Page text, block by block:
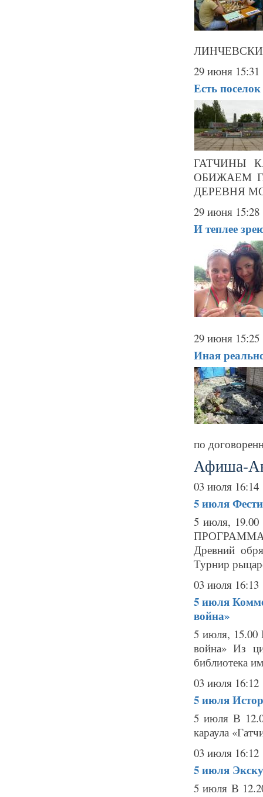
ЛИНЧЕВСКИЙ.
29 июня 15:31
Есть
ГАТЧИНЫ
ОБИЖАЕМ
ДЕРЕВНЯ
29 июня 15:28
И теплее
29 июня 15:25
Иная
по
Афиша-
03 июля 16:14
5 июля
5 июля, 19.00
ПРОГРАММА
Древний
Турнир
03 июля 16:13
5 июля
война»
5 июля, 15.00
война» Из
библиотека
03 июля 16:12
5 июля
5 июля В
караула
03 июля 16:12
5 июля
5 июля В